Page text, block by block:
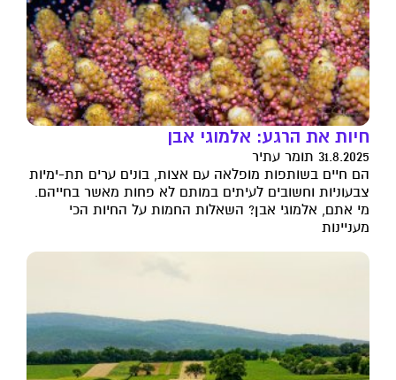
חיות את הרגע: אלמוגי אבן
31.8.2025 תומר עתיר
הם חיים בשותפות מופלאה עם אצות, בונים ערים תת-ימיות
צבעוניות וחשובים לעיתים במותם לא פחות מאשר בחייהם.
מי אתם, אלמוגי אבן? השאלות החמות על החיות הכי
מעניינות